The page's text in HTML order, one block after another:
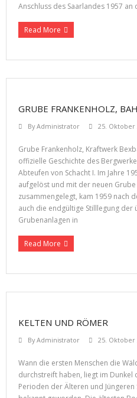
Anschluss des Saarlandes 1957
Read More
GRUBE FRANKENHOLZ,
ByAdministrator 25. Oktober
Grube Frankenholz, Kraftwerk
offizielle Geschichte des
Abteufen von Schacht I. Im Jahre
aufgelöst und mit der neuen
zusammengelegt, kam 1959 nach
auch die endgültige Stilllegung der
Grubenanlagen in
Read More
KELTEN UND RÖMER
ByAdministrator 25. Oktober
Wann die ersten Menschen die
durchstreift haben, liegt im Dunkel
Perioden der Älteren und